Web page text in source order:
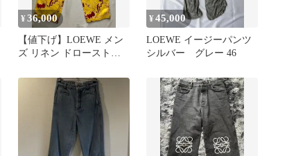
¥36,000
【値下げ】LOEWE メン
ズ リネン ドローストリ
¥45,000
LOEWE イージーパンツ
シルバー グレー 46